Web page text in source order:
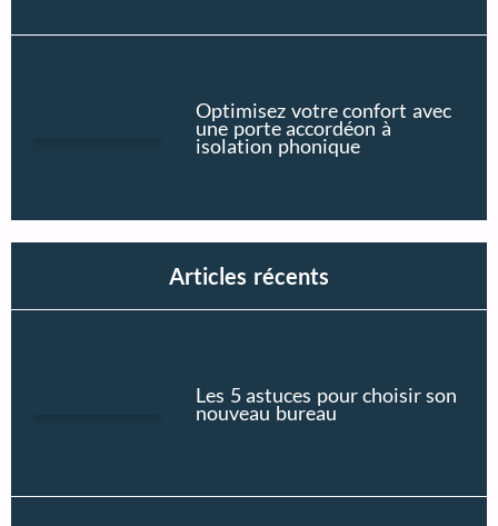
Optimisez votre confort avec
une porte accordéon à
isolation phonique
Articles récents
Les 5 astuces pour choisir son
nouveau bureau